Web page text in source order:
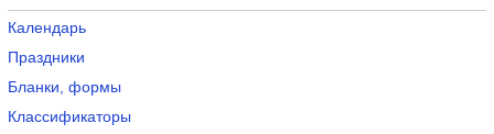
Календарь
Праздники
Бланки, формы
Классификаторы